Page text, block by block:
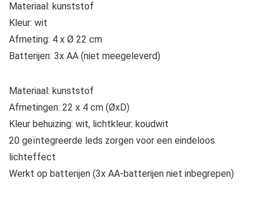
Materiaal: kunststof
Kleur: wit
Afmeting: 4 x Ø 22 cm
Batterijen: 3x AA (niet meegeleverd)
Materiaal: kunststof
Afmetingen: 22 x 4 cm (ØxD)
Kleur behuizing: wit, lichtkleur: koudwit
20 geïntegreerde leds zorgen voor een eindeloos
lichteffect
Werkt op batterijen (3x AA-batterijen niet inbegrepen)